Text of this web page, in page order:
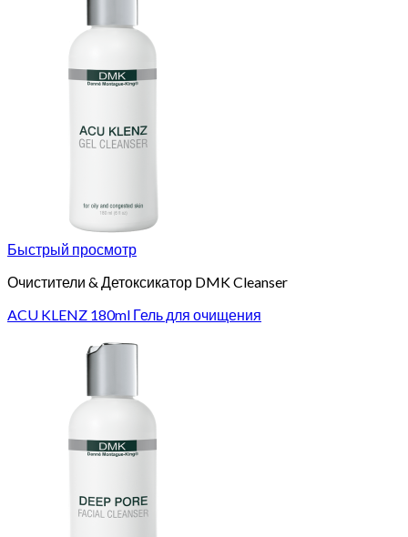
Быстрый просмотр
Очистители & Детоксикатор DMK Cleanser
ACU KLENZ 180ml Гель для очищения